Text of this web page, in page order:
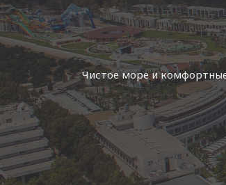
Чистое море и